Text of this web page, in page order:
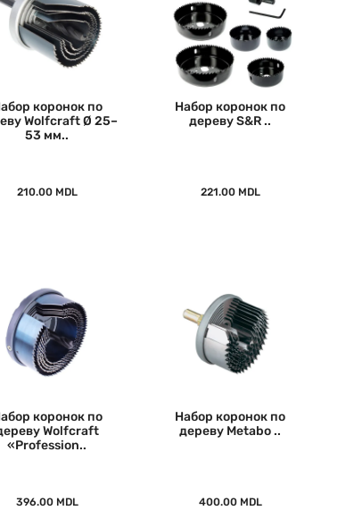
коронок по
Wolfcraft Ø 25–
53 мм..
210.00 MDL
Набор коронок по
дереву S&R ..
221.00 MDL
коронок по
Wolfcraft
«Profession..
396.00 MDL
Набор коронок по
дереву Metabo ..
400.00 MDL